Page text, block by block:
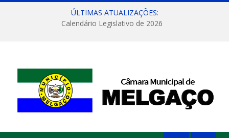
ÚLTIMAS ATUALIZAÇÕES:
Calendário Legislativo de 2026